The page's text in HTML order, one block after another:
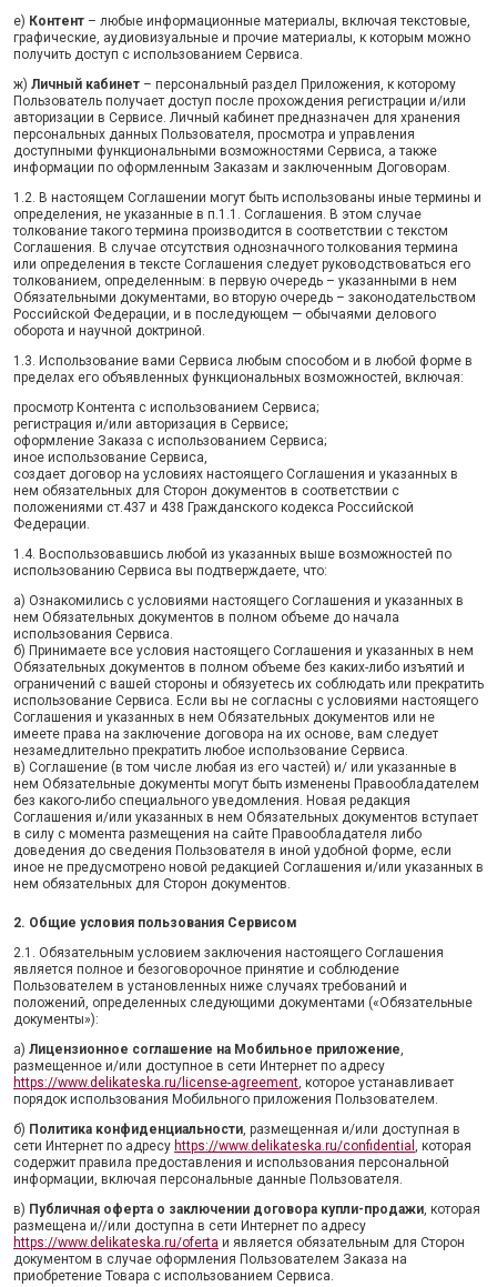
е) Контент – любые информационные материалы, включая текстовые,
графические, аудиовизуальные и прочие материалы, к которым можно
получить доступ с использованием Сервиса.
ж) Личный кабинет – персональный раздел Приложения, к которому
Пользователь получает доступ после прохождения регистрации и/или
авторизации в Сервисе. Личный кабинет предназначен для хранения
персональных данных Пользователя, просмотра и управления
доступными функциональными возможностями Сервиса, а также
информации по оформленным Заказам и заключенным Договорам.
1.2. В настоящем Соглашении могут быть использованы иные термины и
определения, не указанные в п.1.1. Соглашения. В этом случае
толкование такого термина производится в соответствии с текстом
Соглашения. В случае отсутствия однозначного толкования термина
или определения в тексте Соглашения следует руководствоваться его
толкованием, определенным: в первую очередь – указанными в нем
Обязательными документами, во вторую очередь – законодательством
Российской Федерации, и в последующем — обычаями делового
оборота и научной доктриной.
1.3. Использование вами Сервиса любым способом и в любой форме в
пределах его объявленных функциональных возможностей, включая:
просмотр Контента с использованием Сервиса;
регистрация и/или авторизация в Сервисе;
оформление Заказа с использованием Сервиса;
иное использование Сервиса,
создает договор на условиях настоящего Соглашения и указанных в
нем обязательных для Сторон документов в соответствии с
положениями ст.437 и 438 Гражданского кодекса Российской
Федерации.
1.4. Воспользовавшись любой из указанных выше возможностей по
использованию Сервиса вы подтверждаете, что:
а) Ознакомились с условиями настоящего Соглашения и указанных в
нем Обязательных документов в полном объеме до начала
использования Сервиса.
б) Принимаете все условия настоящего Соглашения и указанных в нем
Обязательных документов в полном объеме без каких-либо изъятий и
ограничений с вашей стороны и обязуетесь их соблюдать или прекратить
использование Сервиса. Если вы не согласны с условиями настоящего
Соглашения и указанных в нем Обязательных документов или не
имеете права на заключение договора на их основе, вам следует
незамедлительно прекратить любое использование Сервиса.
в) Соглашение (в том числе любая из его частей) и/ или указанные в
нем Обязательные документы могут быть изменены Правообладателем
без какого-либо специального уведомления. Новая редакция
Соглашения и/или указанных в нем Обязательных документов вступает
в силу с момента размещения на сайте Правообладателя либо
доведения до сведения Пользователя в иной удобной форме, если
иное не предусмотрено новой редакцией Соглашения и/или указанных в
нем обязательных для Сторон документов.
2. Общие условия пользования Сервисом
2.1. Обязательным условием заключения настоящего Соглашения
является полное и безоговорочное принятие и соблюдение
Пользователем в установленных ниже случаях требований и
положений, определенных следующими документами («Обязательные
документы»):
а) Лицензионное соглашение на Мобильное приложение,
размещенное и/или доступное в сети Интернет по адресу
https://www.delikateska.ru/license-agreement, которое устанавливает
порядок использования Мобильного приложения Пользователем.
б) Политика конфиденциальности, размещенная и/или доступная в
сети Интернет по адресу https://www.delikateska.ru/confidential , которая
содержит правила предоставления и использования персональной
информации, включая персональные данные Пользователя.
в) Публичная оферта о заключении договора купли-продажи, которая
размещена и//или доступна в сети Интернет по адресу
https://www.delikateska.ru/oferta и является обязательным для Сторон
документом в случае оформления Пользователем Заказа на
приобретение Товара с использованием Сервиса.